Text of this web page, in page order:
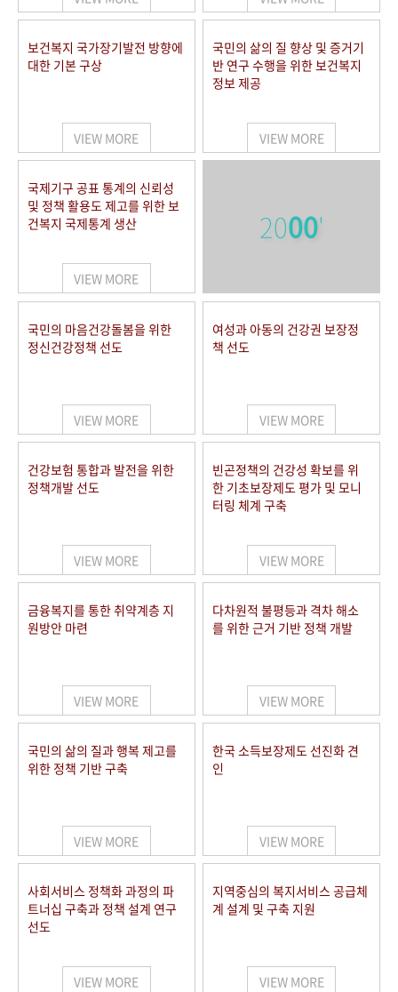
보건복지 국가장기발전 방향에
대한 기본 구상
VIEW MORE
국민의 삶의 질 향상 및 증거기
반 연구 수행을 위한 보건복지
정보 제공
VIEW MORE
국제기구 공표 통계의 신뢰성
및 정책 활용도 제고를 위한 보
건복지 국제통계 생산
VIEW MORE
2000'
국민의 마음건강돌봄을 위한
정신건강정책 선도
VIEW MORE
여성과 아동의 건강권 보장정
책 선도
VIEW MORE
건강보험 통합과 발전을 위한
정책개발 선도
VIEW MORE
빈곤정책의 건강성 확보를 위
한 기초보장제도 평가 및 모니
터링 체계 구축
VIEW MORE
금융복지를 통한 취약계층 지
원방안 마련
VIEW MORE
다차원적 불평등과 격차 해소
를 위한 근거 기반 정책 개발
VIEW MORE
국민의 삶의 질과 행복 제고를
위한 정책 기반 구축
VIEW MORE
한국 소득보장제도 선진화 견
인
VIEW MORE
사회서비스 정책화 과정의 파
트너십 구축과 정책 설계 연구
선도
VIEW MORE
지역중심의 복지서비스 공급체
계 설계 및 구축 지원
VIEW MORE